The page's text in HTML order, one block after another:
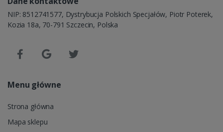
NIP: 8512741577, Dystrybucja Polskich Specjałów, Piotr Poterek,
Kozia 18a, 70-791 Szczecin, Polska
Menu główne
Strona główna
Mapa sklepu